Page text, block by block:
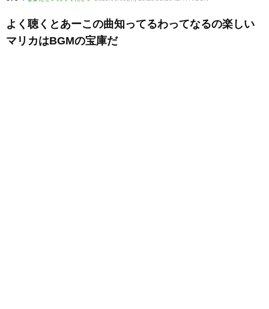
よく聴くとあーこの曲知ってるわってなるの楽しい
マリカはBGMの宝庫だ